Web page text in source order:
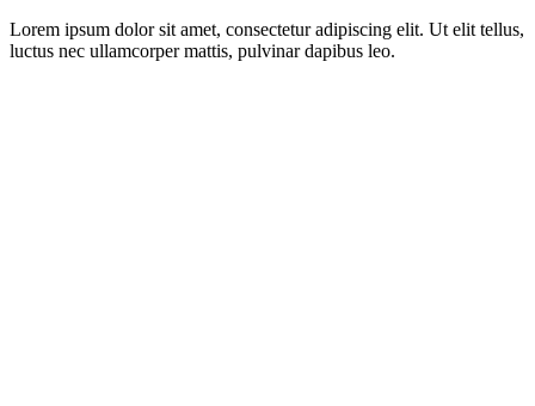
Lorem ipsum dolor sit amet, consectetur adipiscing elit. Ut elit tellus,
luctus nec ullamcorper mattis, pulvinar dapibus leo.